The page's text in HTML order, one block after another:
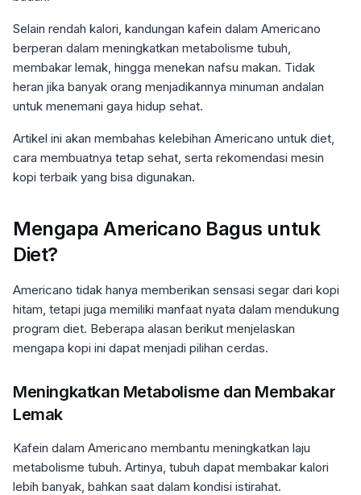
Selain rendah kalori, kandungan kafein dalam Americano
berperan dalam meningkatkan metabolisme tubuh,
membakar lemak, hingga menekan nafsu makan. Tidak
heran jika banyak orang menjadikannya minuman andalan
untuk menemani gaya hidup sehat.
Artikel ini akan membahas kelebihan Americano untuk diet,
cara membuatnya tetap sehat, serta rekomendasi mesin
kopi terbaik yang bisa digunakan.
Mengapa Americano Bagus untuk
Diet?
Americano tidak hanya memberikan sensasi segar dari kopi
hitam, tetapi juga memiliki manfaat nyata dalam mendukung
program diet. Beberapa alasan berikut menjelaskan
mengapa kopi ini dapat menjadi pilihan cerdas.
Meningkatkan Metabolisme dan Membakar
Lemak
Kafein dalam Americano membantu meningkatkan laju
metabolisme tubuh. Artinya, tubuh dapat membakar kalori
lebih banyak, bahkan saat dalam kondisi istirahat.